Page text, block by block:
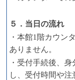
５．当日の流れ
・本館1階カウン
ありません。
・受付手続後、
し、受付時間や